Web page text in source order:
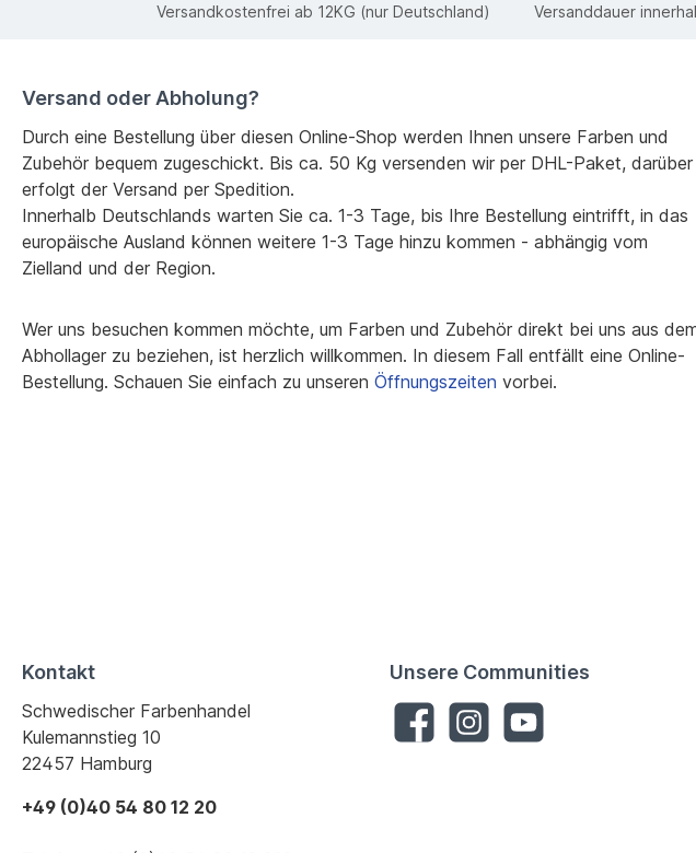
Versandkostenfrei ab 12KG (nur Deutschland) Versanddauer
Versand oder Abholung?
Durch eine Bestellung über diesen Online-Shop werden Ihnen unsere Farben und
Zubehör bequem zugeschickt. Bis ca. 50 Kg versenden wir per DHL-Paket, darüber
erfolgt der Versand per Spedition.
Innerhalb Deutschlands warten Sie ca. 1-3 Tage, bis Ihre Bestellung eintrifft, in das
europäische Ausland können weitere 1-3 Tage hinzu kommen - abhängig vom
Zielland und der Region.
Wer uns besuchen kommen möchte, um Farben und Zubehör direkt bei uns aus
Abhollager zu beziehen, ist herzlich willkommen. In diesem Fall entfällt eine Online-
Bestellung. Schauen Sie einfach zu unseren Öffnungszeiten vorbei.
Kontakt
Schwedischer Farbenhandel
Kulemannstieg 10
22457 Hamburg
+49 (0)40 54 80 12 20
Unsere Communities